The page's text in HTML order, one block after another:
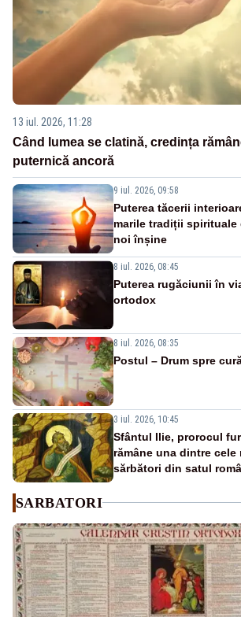
13 iul. 2026, 11:28
Când lumea se clatină, credința
puternică ancoră
9 iul. 2026, 09:58
Puterea tăcerii
marile tradiții
noi înșine
8 iul. 2026, 08:45
Puterea rugăciunii în
ortodox
8 iul. 2026, 08:35
Postul – Drum spre
3 iul. 2026, 10:45
Sfântul Ilie, prorocul
rămâne una dintre cele
sărbători din satul
SARBATORI